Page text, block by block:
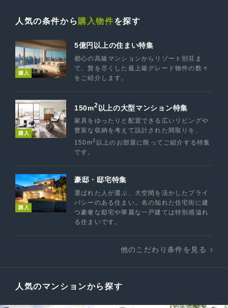
人気の条件から 購入物件を探す
購入
5億円以上の住まい特集
都心の高級マンションからリゾート別荘ま
で。贅を尽くした最上級グレード物件の数々
をご紹介します。
購入
150m2 以上の大型マンション特集
家具をゆったりと配置できる広いリビングや
豊富な収納を考えて設計された間取りを、
150m2 以上のお部屋に限ってご紹介する特集
です。
購入
豪邸・邸宅特集
選ばれた人が選ぶ、大空間を活かしたプライ
バシーのある住まい。名の知れた住宅街に建
つ豪奢な邸宅や華麗な一戸建ては特別感溢れ
る住まいです。
他のこだわり条件を見る
人気のマンションから探す